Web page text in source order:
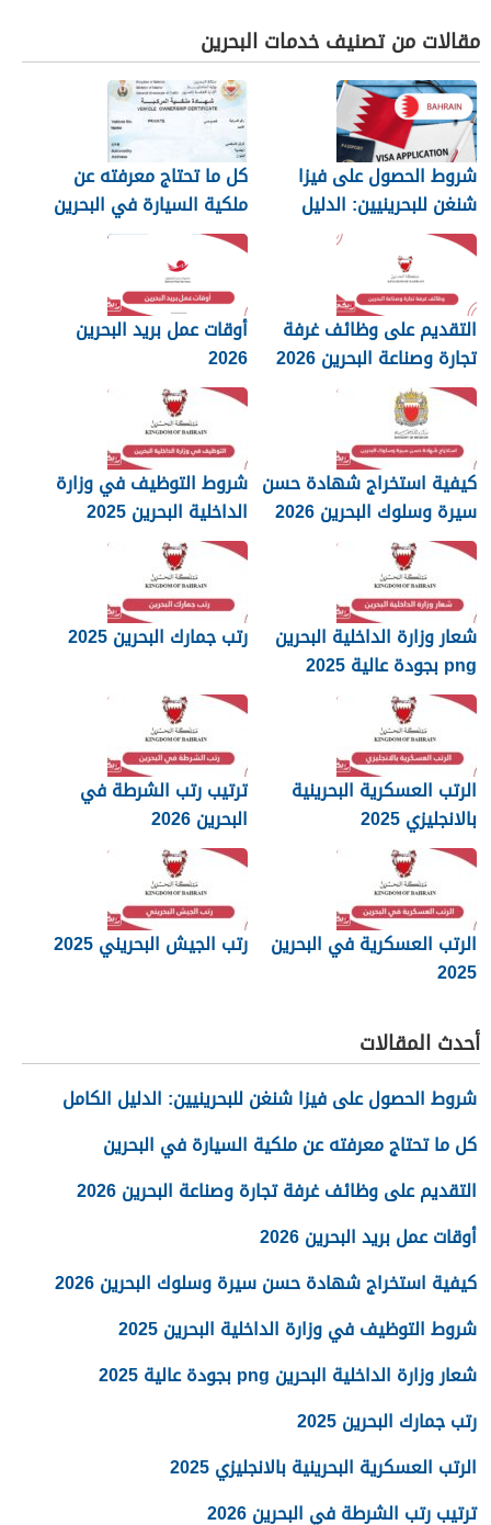
مقالات من تصنيف خدمات البحرين
شروط الحصول على فيزا
شنغن للبحرينيين: الدليل
الكامل
كل ما تحتاج معرفته عن
ملكية السيارة في البحرين
التقديم على وظائف غرفة
تجارة وصناعة البحرين 2026
أوقات عمل بريد البحرين
2026
كيفية استخراج شهادة حسن
سيرة وسلوك البحرين 2026
شروط التوظيف في وزارة
الداخلية البحرين 2025
شعار وزارة الداخلية البحرين
png بجودة عالية 2025
رتب جمارك البحرين 2025
الرتب العسكرية البحرينية
بالانجليزي 2025
ترتيب رتب الشرطة في
البحرين 2026
الرتب العسكرية في البحرين
2025
رتب الجيش البحريني 2025
أحدث المقالات
شروط الحصول على فيزا شنغن للبحرينيين: الدليل الكامل
كل ما تحتاج معرفته عن ملكية السيارة في البحرين
التقديم على وظائف غرفة تجارة وصناعة البحرين 2026
أوقات عمل بريد البحرين 2026
كيفية استخراج شهادة حسن سيرة وسلوك البحرين 2026
شروط التوظيف في وزارة الداخلية البحرين 2025
شعار وزارة الداخلية البحرين png بجودة عالية 2025
رتب جمارك البحرين 2025
الرتب العسكرية البحرينية بالانجليزي 2025
ترتيب رتب الشرطة في البحرين 2026